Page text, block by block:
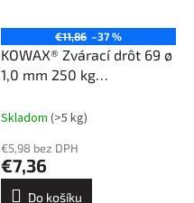
€11,86 –37 %
KOWAX® Zvárací drôt 69 ø
1,0 mm 250 kg
Skladom (>5 kg)
€5,98 bez DPH
€7,36
Do košíku